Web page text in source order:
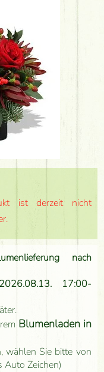
ist derzeit nicht
nach
2026.08.13. 17:00-
Blumenladen in
wählen Sie bitte von
Auto Zeichen)